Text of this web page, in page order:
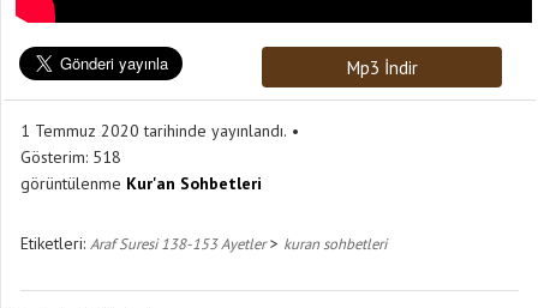
Mp3 İndir
1 Temmuz 2020 tarihinde yayınlandı.
Gösterim: 518
görüntülenme Kur'an Sohbetleri
Etiketleri: Araf Suresi 138-153 Ayetler> kuran sohbetleri